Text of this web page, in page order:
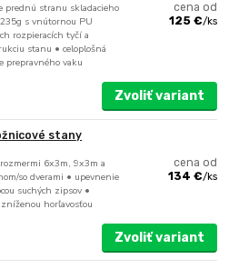
prednú stranu skladacieho
s vnútornou PU
rozpieracích tyčí a
stanu • celoplošná
prepravného vaku
cena od
125 €/ks
Zvoliť variant
stany
6x3m, 9x3m a
so dverami • upevnenie
suchých zipsov •
horľavosťou
cena od
134 €/ks
Zvoliť variant